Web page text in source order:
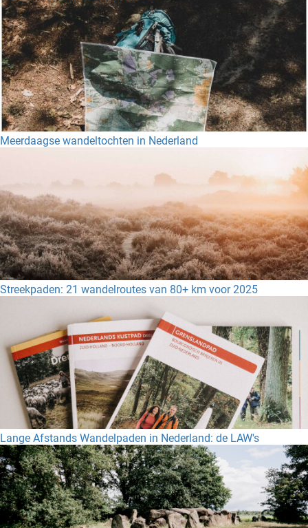
Meerdaagse wandeltochten in Nederland
Streekpaden: 21 wandelroutes van 80+ km voor 2025
Lange Afstands Wandelpaden in Nederland: de LAW's